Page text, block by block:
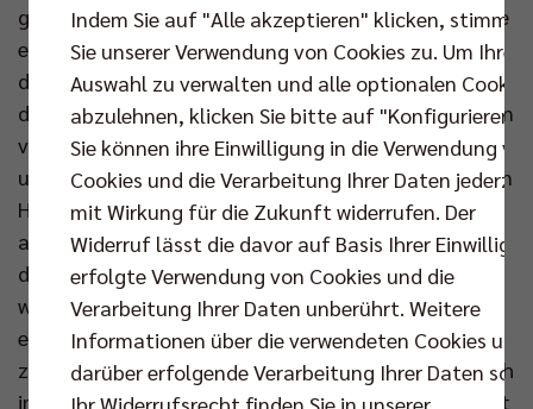
gegen die USA. Trotz der Leistungssteigerung reichte
es – anders als drei Tage zuvor gegen Japan –
diesmal nicht ganz zum Sieg. Dennoch begeisterte
das Team von Bundestrainer Michal Winiarski mit den
vier BR Volleys Akteuren im Kader ein weiteres Mal
und hat beim olympischen Turnier alles in der eigenen
Hand. Das Comeback gegen die US-Amerikaner sah
auch Kaweh Niroomand vor Ort und ist optimistisch,
dass die Reise für Tille & Co über die Gruppe hinaus
weitergehen kann: „Unsere Mannschaft profitiert
extrem von ihrer Ausgeglichenheit und den
zahlreichen Wechseloptionen. Georg Grozer, der noch
immer Weltklasse ist, einmal ausgenommen, verfügt
Indem Sie auf "Alle akzeptieren" klicken, stimmen
Sie unserer Verwendung von Cookies zu. Um Ihre
Auswahl zu verwalten und alle optionalen Cookies
abzulehnen, klicken Sie bitte auf "Konfigurieren".
Sie können ihre Einwilligung in die Verwendung
Cookies und die Verarbeitung Ihrer Daten
mit Wirkung für die Zukunft widerrufen. Der
Widerruf lässt die davor auf Basis Ihrer
erfolgte Verwendung von Cookies und die
Verarbeitung Ihrer Daten unberührt. Weitere
Informationen über die verwendeten Cookies und
darüber erfolgende Verarbeitung Ihrer Daten